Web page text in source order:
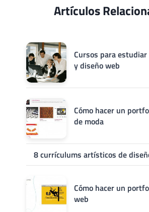
Artículos
Cursos para
y diseño web
Cómo hacer un
de moda
8 currículums artísticos de
Cómo hacer un
web